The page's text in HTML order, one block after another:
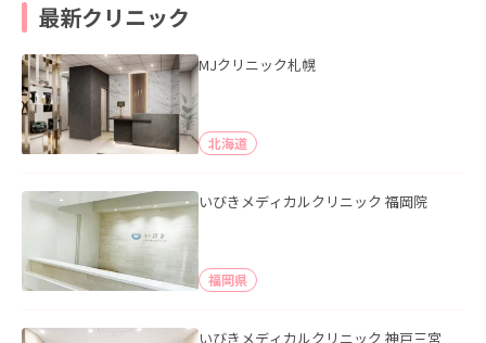
最新クリニック
MJクリニック札幌
北海道
いびきメディカルクリニック 福岡院
福岡県
いびきメディカルクリニック 神戸三宮